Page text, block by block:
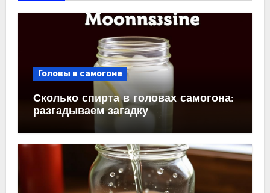
Головы в самогоне
Сколько спирта в головах самогона:
разгадываем загадку